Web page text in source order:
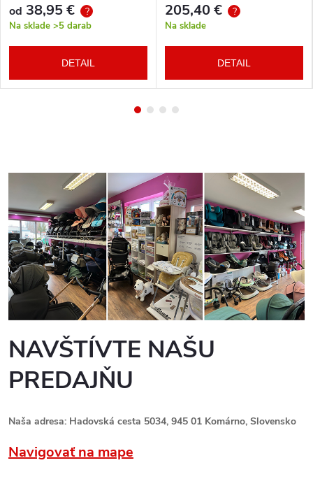
od 38,95 € ?
Na sklade >5 darab
DETAIL
205,40 € ?
Na sklade
DETAIL
NAVŠTÍVTE NAŠU
PREDAJŇU
Naša adresa: Hadovská cesta 5034, 945 01 Komárno, Slovensko
Navigovať na mape